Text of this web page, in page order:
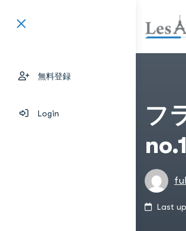
無料登録
Login
フ
Last